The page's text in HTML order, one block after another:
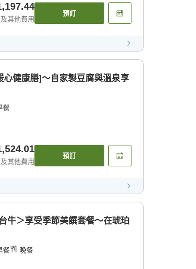
其他費用
預訂
健康膳]〜自家製豆腐與溫泉享
餐
其他費用
預訂
牛＞享受季節美饌套餐〜在琥珀
餐 晚餐